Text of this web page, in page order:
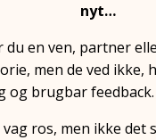
nyt…
du en ven, partner
men de ved ikke,
og brugbar feedback.
ros, men ikke det